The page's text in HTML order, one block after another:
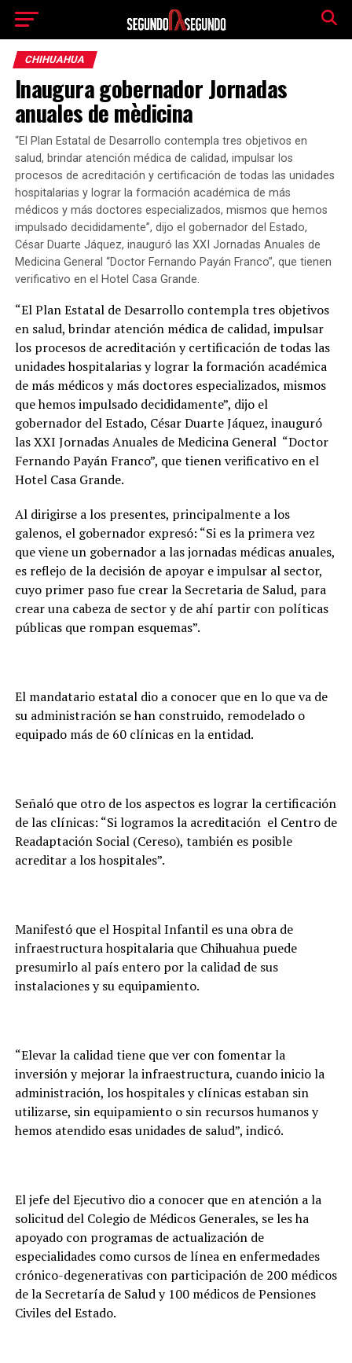
CHIHUAHUA
Inaugura gobernador Jornadas
anuales de mèdicina
“El Plan Estatal de Desarrollo contempla tres objetivos en
salud, brindar atención médica de calidad, impulsar los
procesos de acreditación y certificación de todas las unidades
hospitalarias y lograr la formación académica de más
médicos y más doctores especializados, mismos que hemos
impulsado decididamente”, dijo el gobernador del Estado,
César Duarte Jáquez, inauguró las XXI Jornadas Anuales de
Medicina General “Doctor Fernando Payán Franco”, que tienen
verificativo en el Hotel Casa Grande.
“El Plan Estatal de Desarrollo contempla tres objetivos
en salud, brindar atención médica de calidad, impulsar
los procesos de acreditación y certificación de todas las
unidades hospitalarias y lograr la formación académica
de más médicos y más doctores especializados, mismos
que hemos impulsado decididamente”, dijo el
gobernador del Estado, César Duarte Jáquez, inauguró
las XXI Jornadas Anuales de Medicina General “Doctor
Fernando Payán Franco”, que tienen verificativo en el
Hotel Casa Grande.
Al dirigirse a los presentes, principalmente a los
galenos, el gobernador expresó: “Si es la primera vez
que viene un gobernador a las jornadas médicas anuales,
es reflejo de la decisión de apoyar e impulsar al sector,
cuyo primer paso fue crear la Secretaria de Salud, para
crear una cabeza de sector y de ahí partir con políticas
públicas que rompan esquemas”.
El mandatario estatal dio a conocer que en lo que va de
su administración se han construido, remodelado o
equipado más de 60 clínicas en la entidad.
Señaló que otro de los aspectos es lograr la certificación
de las clínicas: “Si logramos la acreditación el Centro de
Readaptación Social (Cereso), también es posible
acreditar a los hospitales”.
Manifestó que el Hospital Infantil es una obra de
infraestructura hospitalaria que Chihuahua puede
presumirlo al país entero por la calidad de sus
instalaciones y su equipamiento.
“Elevar la calidad tiene que ver con fomentar la
inversión y mejorar la infraestructura, cuando inicio la
administración, los hospitales y clínicas estaban sin
utilizarse, sin equipamiento o sin recursos humanos y
hemos atendido esas unidades de salud”, indicó.
El jefe del Ejecutivo dio a conocer que en atención a la
solicitud del Colegio de Médicos Generales, se les ha
apoyado con programas de actualización de
especialidades como cursos de línea en enfermedades
crónico-degenerativas con participación de 200 médicos
de la Secretaría de Salud y 100 médicos de Pensiones
Civiles del Estado.